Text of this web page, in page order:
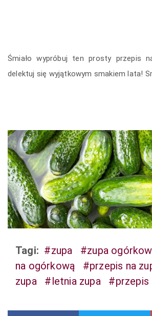
Śmiało wypróbuj ten prosty przepis
delektuj się wyjątkowym smakiem lata!
Tagi: #zupa #zupa
na ogórkową
#przepis na
zupa
#letnia zupa #przepis